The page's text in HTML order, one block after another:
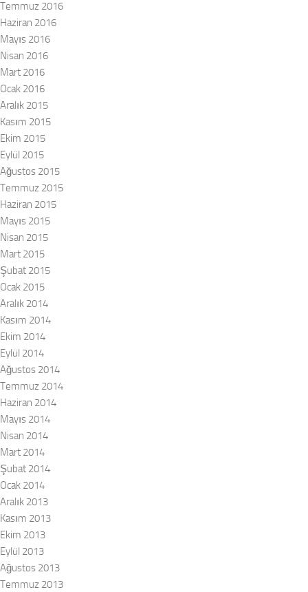
Temmuz 2016
Haziran 2016
Mayıs 2016
Nisan 2016
Mart 2016
Ocak 2016
Aralık 2015
Kasım 2015
Ekim 2015
Eylül 2015
Ağustos 2015
Temmuz 2015
Haziran 2015
Mayıs 2015
Nisan 2015
Mart 2015
Şubat 2015
Ocak 2015
Aralık 2014
Kasım 2014
Ekim 2014
Eylül 2014
Ağustos 2014
Temmuz 2014
Haziran 2014
Mayıs 2014
Nisan 2014
Mart 2014
Şubat 2014
Ocak 2014
Aralık 2013
Kasım 2013
Ekim 2013
Eylül 2013
Ağustos 2013
Temmuz 2013